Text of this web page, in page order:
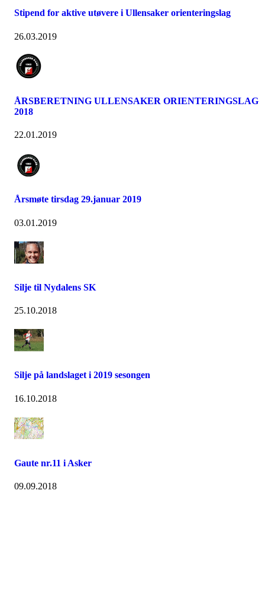
Stipend for aktive utøvere i Ullensaker orienteringslag
26.03.2019
ÅRSBERETNING ULLENSAKER ORIENTERINGSLAG
2018
22.01.2019
Årsmøte tirsdag 29.januar 2019
03.01.2019
Silje til Nydalens SK
25.10.2018
Silje på landslaget i 2019 sesongen
16.10.2018
Gaute nr.11 i Asker
09.09.2018